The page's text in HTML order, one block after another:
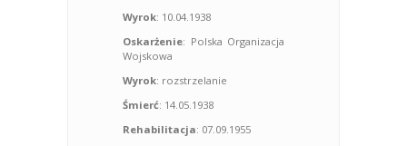
Wyrok: 10.04.1938
Oskarżenie: Polska Organizacja
Wojskowa
Wyrok: rozstrzelanie
Śmierć: 14.05.1938
Rehabilitacja: 07.09.1955